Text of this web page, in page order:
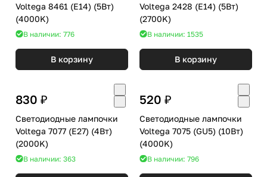
Voltega 8461 (E14) (5Вт)
(4000K)
В наличии: 776
В корзину
Voltega 2428 (E14) (5Вт)
(2700K)
В наличии: 1535
В корзину
830 ₽
Светодиодные лампочки
Voltega 7077 (E27) (4Вт)
(2000K)
В наличии: 363
520 ₽
Светодиодные лампочки
Voltega 7075 (GU5) (10Вт)
(4000K)
В наличии: 796